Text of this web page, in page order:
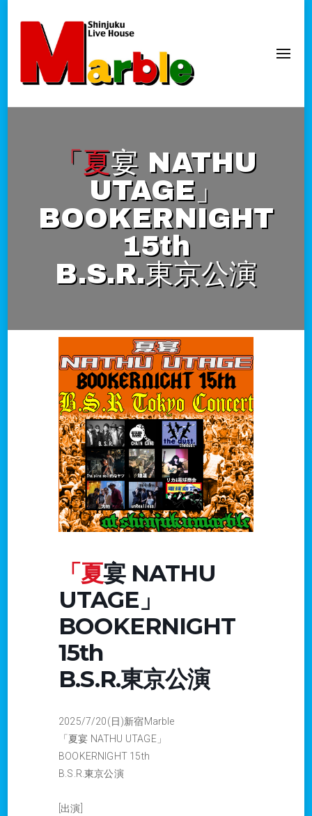
新宿Marble
official website
「夏宴 NATHU
UTAGE」
BOOKERNIGHT
15th
B.S.R.東京公演
「夏宴 NATHU
UTAGE」
BOOKERNIGHT
15th
B.S.R.東京公演
2025/7/20(日)新宿Marble
「夏宴 NATHU UTAGE」
BOOKERNIGHT 15th
B.S.R.東京公演
[出演]